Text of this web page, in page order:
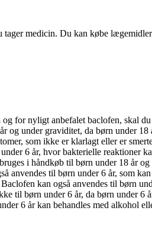
medicin. Du kan købe
for nyligt anbefalet baclofen, skal
under graviditet, da børn under
som ikke er klarlagt eller er
6 år, hvor bakterielle reaktioner
i håndkøb til børn under 18 år
til børn under 6 år, som
kan også anvendes til børn
til børn under 6 år, da børn under 6
6 år kan behandles med alkohol